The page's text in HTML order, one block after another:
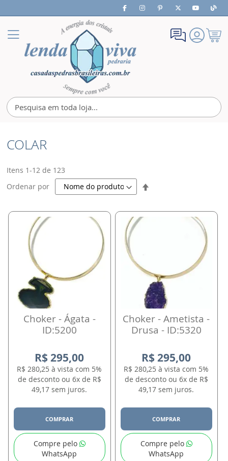
Nav
Meu
COLAR
Itens 1-12 de 123
Ordenar por
Choker - Ágata -
ID:5200
R$ 295,00
R$ 280,25 à vista com 5%
de desconto ou 6x de R$
49,17 sem juros.
COMPRAR
Compre pelo
WhatsApp
Choker - Ametista -
Drusa - ID:5320
R$ 295,00
R$ 280,25 à vista com 5%
de desconto ou 6x de R$
49,17 sem juros.
COMPRAR
Compre pelo
WhatsApp